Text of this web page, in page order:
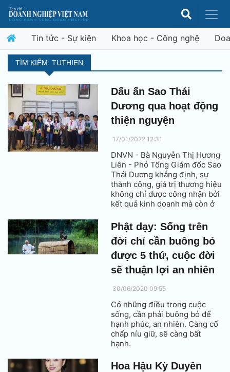
Tin tức - Sự kiện Khoa học - Công nghệ
TÌM KIẾM: TUTHIEN
Dấu ấn Sao Thái
Dương qua hoạt động
thiện nguyện
17/01/2022 12:31
DNVN - Bà Nguyễn Thị Hương
Liên - Phó Tổng Giám đốc Sao
Thái Dương khẳng định, sự
thành công, giá trị thương hiệu
không chỉ được công nhận bởi
kết quả kinh doanh mà còn ở
phát triển cộng đồng và xã hội.
Phật dạy: Sống trên
đời chỉ cần buông bỏ
được 5 thứ, cuộc đời
sẽ thuận lợi an nhiên
30/06/2020 09:55
Có những điều trong cuộc
sống, cần phải buông bỏ để
hạnh phúc, an nhiên. Càng cố
chấp níu giữ, sẽ càng bất
hạnh.
Hoa Hậu Kỳ Duyên